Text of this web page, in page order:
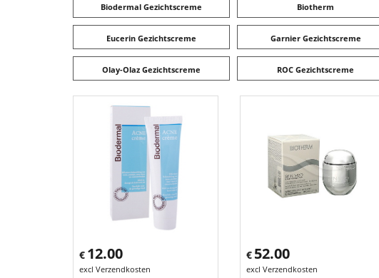
Biodermal Gezichtscreme Biotherm
Eucerin Gezichtscreme Garnier Gezichtscreme
Olay-Olaz Gezichtscreme ROC Gezichtscreme
€ 12.00
excl Verzendkosten
€ 52.00
excl Verzendkosten